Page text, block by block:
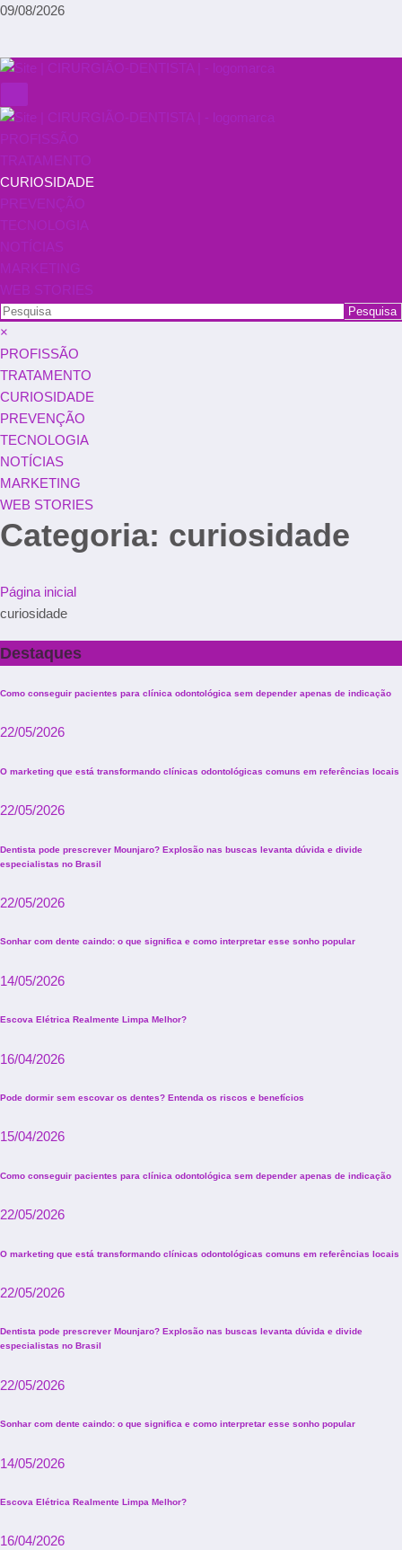
09/08/2026
PROFISSÃO
TRATAMENTO
CURIOSIDADE
PREVENÇÃO
TECNOLOGIA
NOTÍCIAS
MARKETING
WEB STORIES
×
PROFISSÃO
TRATAMENTO
CURIOSIDADE
PREVENÇÃO
TECNOLOGIA
NOTÍCIAS
MARKETING
WEB STORIES
Categoria: curiosidade
Página inicial
curiosidade
Destaques
Como conseguir pacientes para clínica odontológica sem depender apenas de indicação
22/05/2026
O marketing que está transformando clínicas odontológicas comuns em referências locais
22/05/2026
Dentista pode prescrever Mounjaro? Explosão nas buscas levanta dúvida e divide
especialistas no Brasil
22/05/2026
Sonhar com dente caindo: o que significa e como interpretar esse sonho popular
14/05/2026
Escova Elétrica Realmente Limpa Melhor?
16/04/2026
Pode dormir sem escovar os dentes? Entenda os riscos e benefícios
15/04/2026
Como conseguir pacientes para clínica odontológica sem depender apenas de indicação
22/05/2026
O marketing que está transformando clínicas odontológicas comuns em referências locais
22/05/2026
Dentista pode prescrever Mounjaro? Explosão nas buscas levanta dúvida e divide
especialistas no Brasil
22/05/2026
Sonhar com dente caindo: o que significa e como interpretar esse sonho popular
14/05/2026
Escova Elétrica Realmente Limpa Melhor?
16/04/2026